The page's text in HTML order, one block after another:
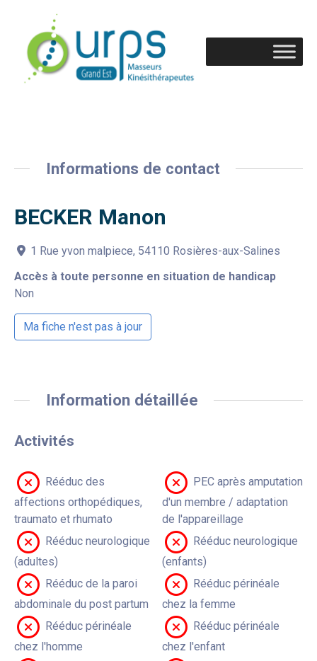
Informations de contact
BECKER Manon
1 Rue yvon malpiece, 54110 Rosières-aux-Salines
Accès à toute personne en situation de handicap
Non
Ma fiche n'est pas à jour
Information détaillée
Activités
Rééduc des
affections orthopédiques,
traumato et rhumato
PEC après amputation
d'un membre / adaptation
de l'appareillage
Rééduc neurologique
(adultes)
Rééduc neurologique
(enfants)
Rééduc de la paroi
abdominale du post partum
Rééduc périnéale
chez la femme
Rééduc périnéale
chez l'homme
Rééduc périnéale
chez l'enfant